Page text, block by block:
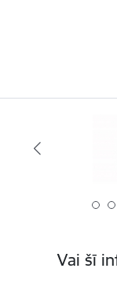
Vai šī